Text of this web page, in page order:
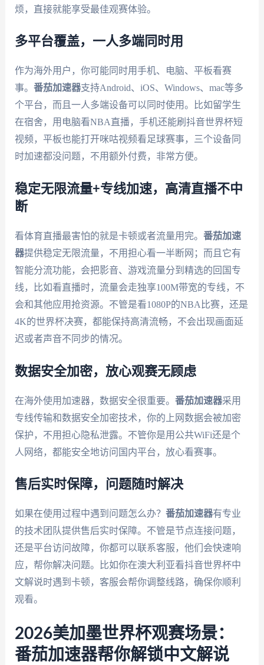
烦，直接就能享受最佳观赛体验。
多平台覆盖，一人多端同时用
作为海外用户，你可能同时用手机、电脑、平板看赛
事。 番茄加速器支持Android、iOS、Windows、mac等多
个平台，而且一人多端设备可以同时使用。比如留学生
在宿舍，用电脑看NBA直播，手机还能刷抖音世界杯短
视频，平板也能打开咪咕视频看足球赛事，三个设备同
时加速都没问题，不用额外付费，非常方便。
稳定无限流量+专线加速，高清直播不中
断
看体育直播最害怕的就是卡顿或者流量用完。 番茄加速
器提供稳定无限流量，不用担心看一半断网；而且它有
智能分流功能，会把影音、游戏流量分到精选的回国专
线，比如看直播时，流量会走独享100M带宽的专线，不
会和其他应用抢资源。不管是看1080P的NBA比赛，还是
4K的世界杯决赛，都能保持高清流畅，不会出现画面延
迟或者声音不同步的情况。
数据安全加密，放心观赛无顾虑
在海外使用加速器，数据安全很重要。 番茄加速器采用
专线传输和数据安全加密技术，你的上网数据会被加密
保护，不用担心隐私泄露。不管你是用公共WiFi还是个
人网络，都能安全地访问国内平台，放心看赛事。
售后实时保障，问题随时解决
如果在使用过程中遇到问题怎么办？ 番茄加速器有专业
的技术团队提供售后实时保障。不管是节点连接问题，
还是平台访问故障，你都可以联系客服，他们会快速响
应，帮你解决问题。比如你在澳大利亚看抖音世界杯中
文解说时遇到卡顿，客服会帮你调整线路，确保你顺利
观看。
2026美加墨世界杯观赛场景：
番茄加速器帮你解锁中文解说